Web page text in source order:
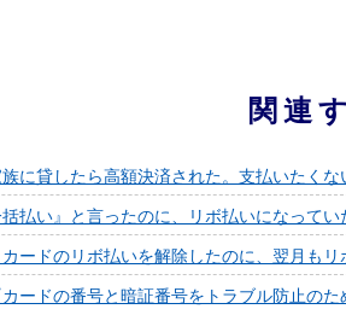
関連
に貸したら高額決済された。支払いたくな
払い』と言ったのに、リボ払いになってい
カードのリボ払いを解除したのに、翌月も
カードの番号と暗証番号をトラブル防止の